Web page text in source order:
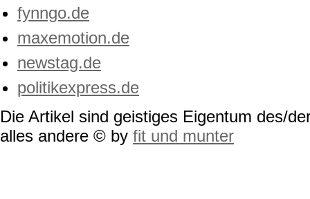
fynngo.de
maxemotion.de
newstag.de
politikexpress.de
Die Artikel sind geistiges Eigentum des/
alles andere © by fit und munter